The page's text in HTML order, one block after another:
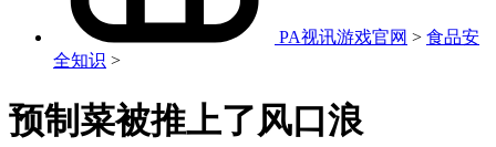
PA视讯游戏官网 > 食品安
全知识 >
预制菜被推上了风口浪